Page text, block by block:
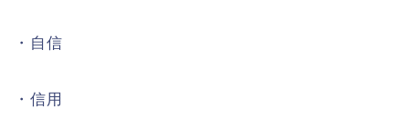
・自信
・信用